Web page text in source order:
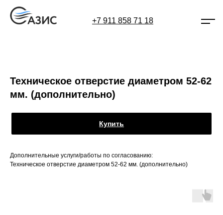
+7 911 858 71 18
Техническое отверстие диаметром 52-62
мм. (дополнительно)
Купить
Дополнительные услуги/работы по согласованию:
Техническое отверстие диаметром 52-62 мм. (дополнительно)